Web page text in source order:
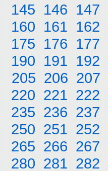
145 146 147
160 161 162
175 176 177
190 191 192
205 206 207
220 221 222
235 236 237
250 251 252
265 266 267
280 281 282